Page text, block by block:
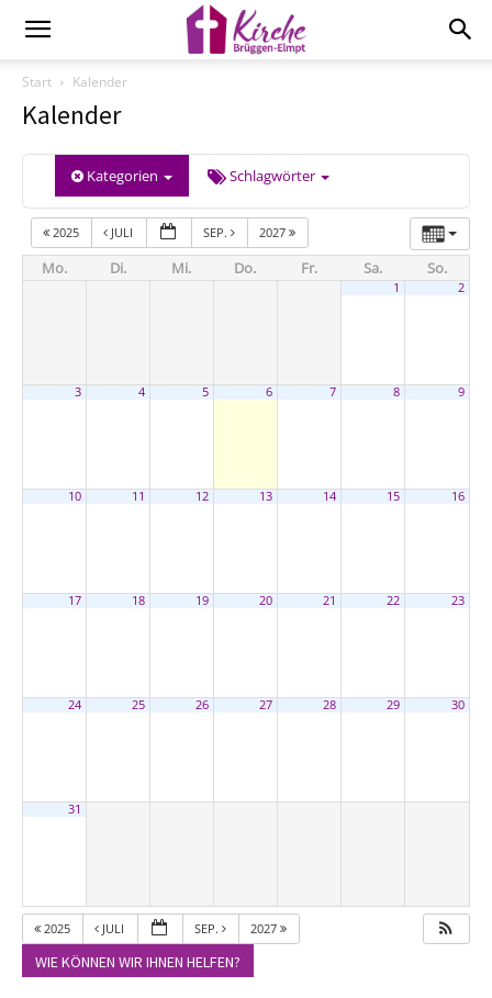
Start Kalender
Kalender
Kategorien Schlagwörter
2025 JULI SEP. 2027
Mo. Di. Mi. Do. Fr. Sa. So.
1 2
3 4 5 6 7 8 9
10 11 12 13 14 15 16
17 18 19 20 21 22 23
24 25 26 27 28 29 30
31
2025 JULI SEP. 2027
WIE KÖNNEN WIR IHNEN HELFEN?